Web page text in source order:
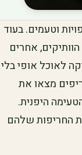
וטעמים. בעוד
אחרים
לאוכל אופי בלי
מצאו את
היפנית.
החריפות שלהם